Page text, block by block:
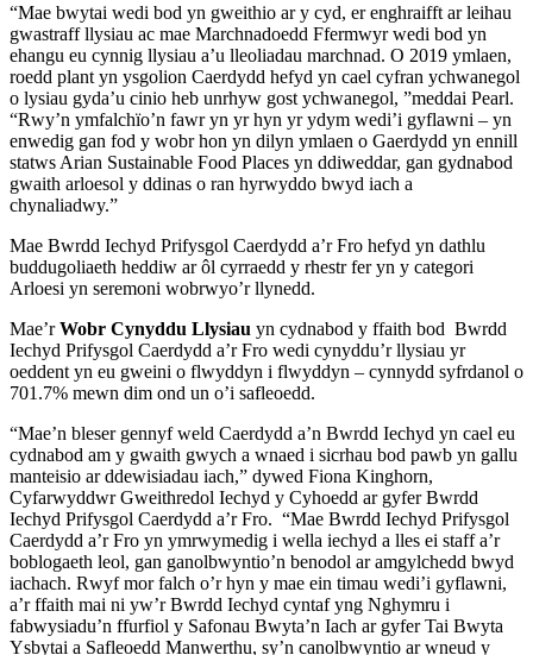
“Mae bwytai wedi bod yn gweithio ar y cyd, er enghraifft ar leihau
gwastraff llysiau ac mae Marchnadoedd Ffermwyr wedi bod yn
ehangu eu cynnig llysiau a’u lleoliadau marchnad. O 2019 ymlaen,
roedd plant yn ysgolion Caerdydd hefyd yn cael cyfran ychwanegol
o lysiau gyda’u cinio heb unrhyw gost ychwanegol, ”meddai Pearl.
“Rwy’n ymfalchïo’n fawr yn yr hyn yr ydym wedi’i gyflawni – yn
enwedig gan fod y wobr hon yn dilyn ymlaen o Gaerdydd yn ennill
statws Arian Sustainable Food Places yn ddiweddar, gan gydnabod
gwaith arloesol y ddinas o ran hyrwyddo bwyd iach a
chynaliadwy.”
Mae Bwrdd Iechyd Prifysgol Caerdydd a’r Fro hefyd yn dathlu
buddugoliaeth heddiw ar ôl cyrraedd y rhestr fer yn y categori
Arloesi yn seremoni wobrwyo’r llynedd.
Mae’rWobr Cynyddu Llysiau yn cydnabod y ffaith bod Bwrdd
Iechyd Prifysgol Caerdydd a’r Fro wedi cynyddu’r llysiau yr
oeddent yn eu gweini o flwyddyn i flwyddyn – cynnydd syfrdanol o
701.7% mewn dim ond un o’i safleoedd.
“Mae’n bleser gennyf weld Caerdydd a’n Bwrdd Iechyd yn cael eu
cydnabod am y gwaith gwych a wnaed i sicrhau bod pawb yn gallu
manteisio ar ddewisiadau iach,” dywed Fiona Kinghorn,
Cyfarwyddwr Gweithredol Iechyd y Cyhoedd ar gyfer Bwrdd
Iechyd Prifysgol Caerdydd a’r Fro. “Mae Bwrdd Iechyd Prifysgol
Caerdydd a’r Fro yn ymrwymedig i wella iechyd a lles ei staff a’r
boblogaeth leol, gan ganolbwyntio’n benodol ar amgylchedd bwyd
iachach. Rwyf mor falch o’r hyn y mae ein timau wedi’i gyflawni,
a’r ffaith mai ni yw’r Bwrdd Iechyd cyntaf yng Nghymru i
fabwysiadu’n ffurfiol y Safonau Bwyta’n Iach ar gyfer Tai Bwyta
Ysbytai a Safleoedd Manwerthu, sy’n canolbwyntio ar wneud y